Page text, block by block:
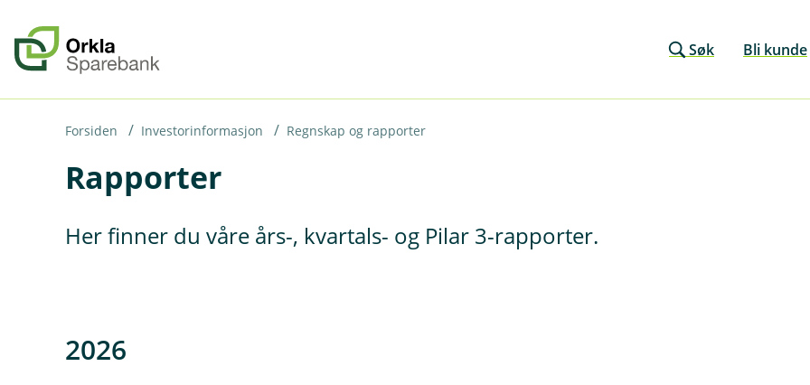
Søk Bli kunde
Forsiden Investorinformasjon Regnskap og rapporter
Rapporter
Her finner du våre års-, kvartals- og Pilar 3-rapporter.
2026